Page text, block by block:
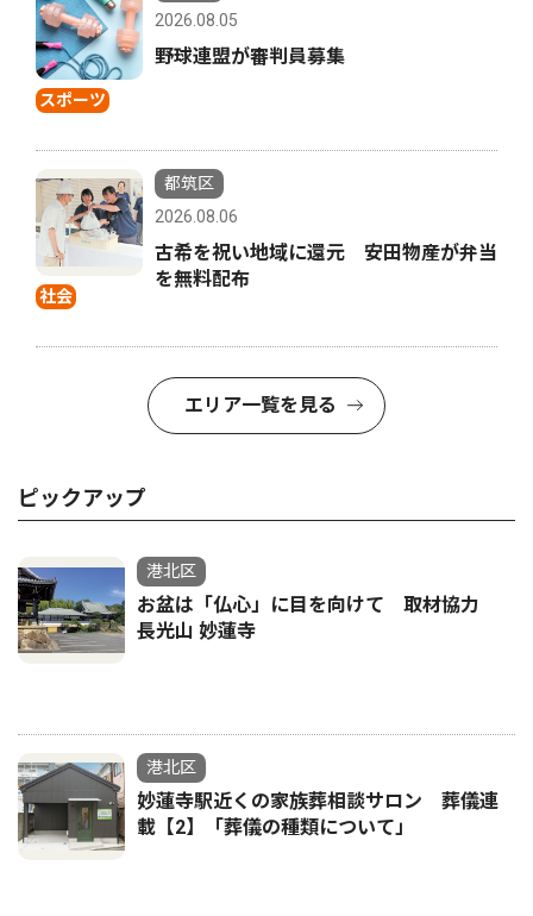
スポーツ
2026.08.05
野球連盟が審判員募集
社会
都筑区
2026.08.06
古希を祝い地域に還元 安田物産が弁当
を無料配布
エリア一覧を見る
ピックアップ
港北区
お盆は「仏心」に目を向けて 取材協力
長光山 妙蓮寺
港北区
妙蓮寺駅近くの家族葬相談サロン 葬儀連
載【2】「葬儀の種類について」